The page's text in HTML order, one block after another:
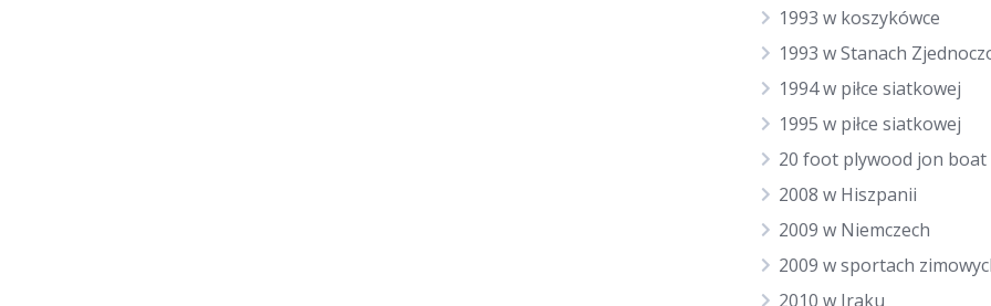
1993 w koszykówce
1993 w Stanach
1994 w piłce siatkowej
1995 w piłce siatkowej
20 foot plywood jon boat
2008 w Hiszpanii
2009 w Niemczech
2009 w sportach
2010 w Iraku